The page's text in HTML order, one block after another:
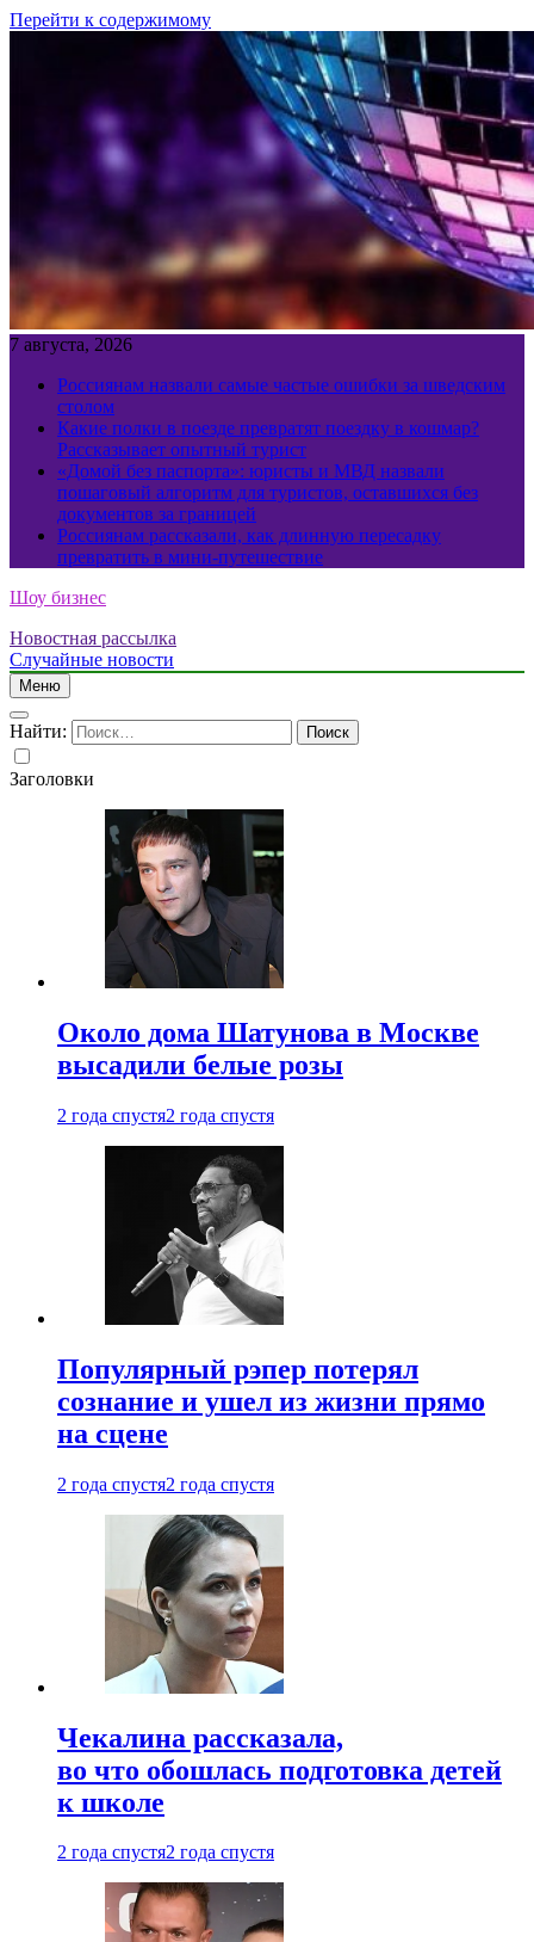
Перейти к содержимому
7 августа, 2026
Россиянам назвали самые частые ошибки за шведским
столом
Какие полки в поезде превратят поездку в кошмар?
Рассказывает опытный турист
«Домой без паспорта»: юристы и МВД назвали
пошаговый алгоритм для туристов, оставшихся без
документов за границей
Россиянам рассказали, как длинную пересадку
превратить в мини-путешествие
Шоу бизнес
Новостная рассылка
Случайные новости
Меню
Найти:
Заголовки
Около дома Шатунова в Москве
высадили белые розы
2 года спустя2 года спустя
Популярный рэпер потерял
сознание и ушел из жизни прямо
на сцене
2 года спустя2 года спустя
Чекалина рассказала,
во что обошлась подготовка детей
к школе
2 года спустя2 года спустя